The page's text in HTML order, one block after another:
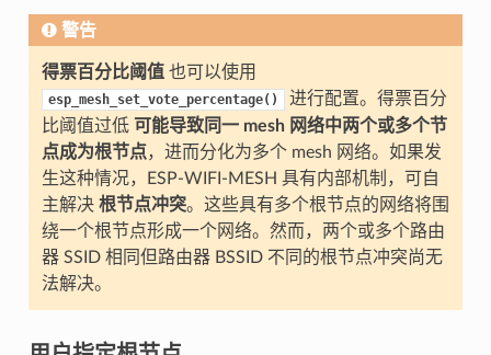
警告
得票百分比阈值也可以使用
esp_mesh_set_vote_percentage()
进行配置。得票百分
比阈值过低 可能导致同一 mesh 网络中两个或多个节
点成为根节点，进而分化为多个 mesh 网络。如果发
生这种情况，ESP-WIFI-MESH 具有内部机制，可自
主解决 根节点冲突。这些具有多个根节点的网络将围
绕一个根节点形成一个网络。然而，两个或多个路由
器 SSID 相同但路由器 BSSID 不同的根节点冲突尚无
法解决。